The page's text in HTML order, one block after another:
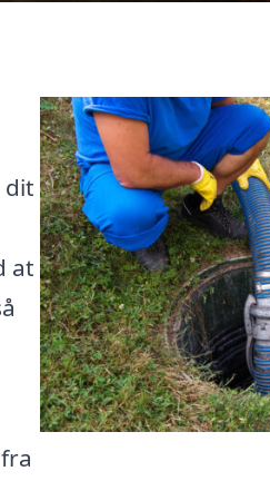
dit
at